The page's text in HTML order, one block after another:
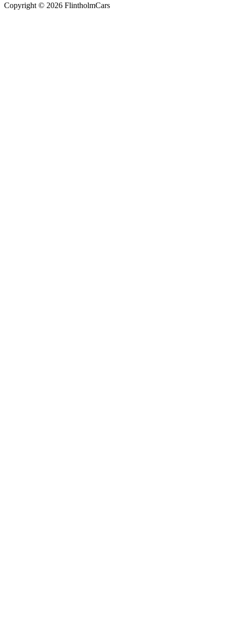
Copyright © 2026 FlintholmCars